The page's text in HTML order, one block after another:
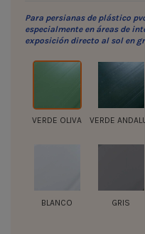
Para persianas de plástico
especialmente en áreas de
exposición directo al sol en
VERDE OLIVA VERDE
BLANCO GRIS